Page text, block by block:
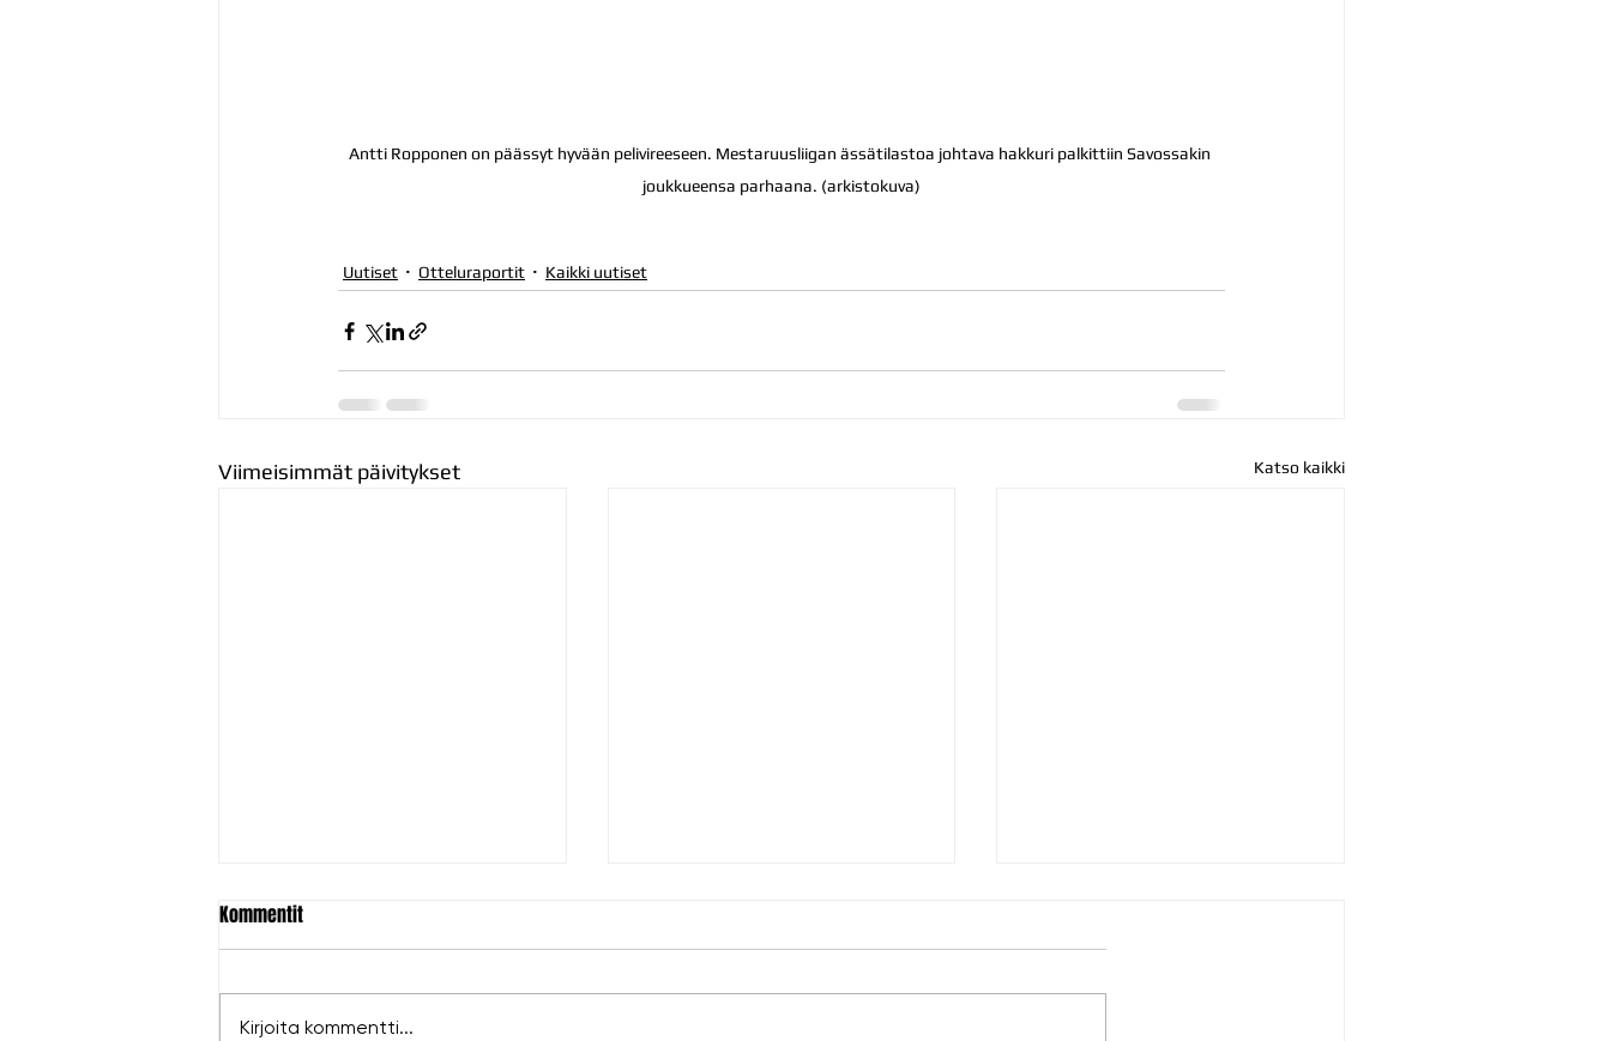
Antti Ropponen on päässyt hyvään pelivireeseen. Mestaruusliigan ässätilastoa johtava hakkuri palkittiin Savossakin
joukkueensa parhaana. (arkistokuva)
Uutiset Otteluraportit Kaikki uutiset
Viimeisimmät päivitykset Katso kaikki
Kommentit
Kirjoita kommentti...